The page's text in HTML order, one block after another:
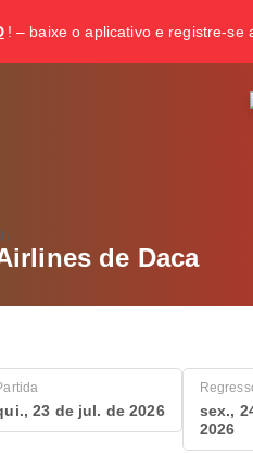
! – baixe o aplicativo e registre-se
de Daca
23 de jul. de 2026
sex.,
2026